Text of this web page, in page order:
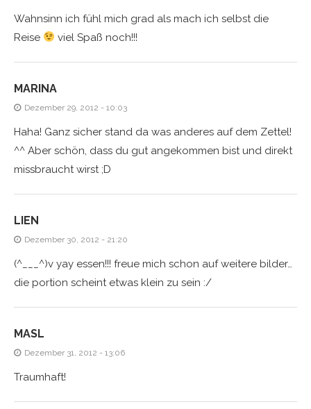
Wahnsinn ich fühl mich grad als mach ich selbst die
Reise
viel Spaß noch!!!
MARINA
Dezember 29, 2012 - 10:03
Haha! Ganz sicher stand da was anderes auf dem Zettel!
^^ Aber schön, dass du gut angekommen bist und direkt
missbraucht wirst ;D
LIEN
Dezember 30, 2012 - 21:20
(^___^)v yay essen!!! freue mich schon auf weitere bilder…
die portion scheint etwas klein zu sein :/
MASL
Dezember 31, 2012 - 13:06
Traumhaft!